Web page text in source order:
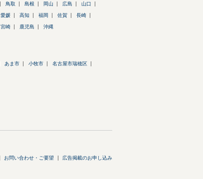
鳥取 島根 岡山 広島 山口
愛媛 高知 福岡 佐賀 長崎
宮崎 鹿児島 沖縄
あま市 小牧市 名古屋市瑞穂区
お問い合わせ・ご要望 広告掲載のお申し込み